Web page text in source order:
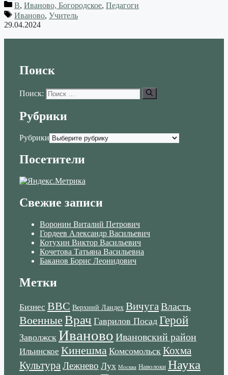
Skype
В, Иваново, Богородское, Педагоги
Иваново, Учитель
29.04.2024
Поиск
Поиск:
Рубрики
Рубрики
Посетители
Свежие записи
Воронин Виталий Петрович
Гордеев Александр Васильевич
Котухин Виктор Васильевич
Кочетова Татьяна Васильевна
Баканов Борис Леонидович
Метки
Бизнес ВВС Верхний Ландех ВичугаВласть
Военные Врач Гаврилов Посад Герой
Заволжск Иваново Ивановский район
Ильинское Кинешма Комсомольск Кохма
Культура Лежнево Лух Москва Наволоки Наука